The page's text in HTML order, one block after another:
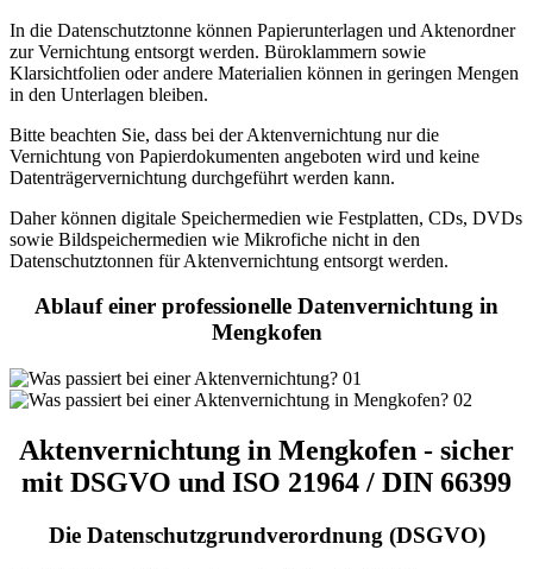
In die Datenschutztonne können Papierunterlagen und Aktenordner
zur Vernichtung entsorgt werden. Büroklammern sowie
Klarsichtfolien oder andere Materialien können in geringen Mengen
in den Unterlagen bleiben.
Bitte beachten Sie, dass bei der Aktenvernichtung nur die
Vernichtung von Papierdokumenten angeboten wird und keine
Datenträgervernichtung durchgeführt werden kann.
Daher können digitale Speichermedien wie Festplatten, CDs, DVDs
sowie Bildspeichermedien wie Mikrofiche nicht in den
Datenschutztonnen für Aktenvernichtung entsorgt werden.
Ablauf einer professionelle Datenvernichtung in
Mengkofen
Aktenvernichtung in Mengkofen - sicher
mit DSGVO und ISO 21964 / DIN 66399
Die Datenschutzgrundverordnung (DSGVO)